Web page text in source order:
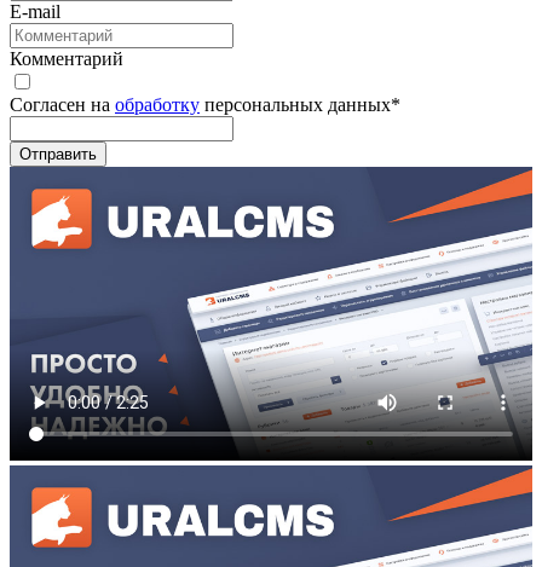
E-mail
Комментарий
Согласен на обработку персональных данных*